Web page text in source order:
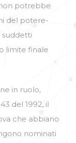
potrebbe
del potere-
suddetti
limite finale
in ruolo,
del 1992, il
che abbiano
nominati